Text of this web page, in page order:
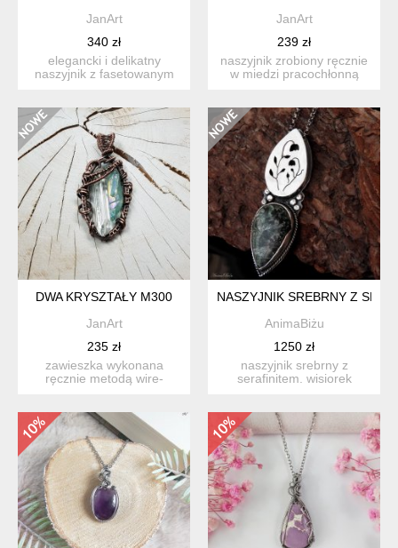
JanArt
340 zł
elegancki i delikatny
naszyjnik z fasetowanym
JanArt
239 zł
naszyjnik zrobiony ręcznie
w miedzi pracochłonną
DWA KRYSZTAŁY M300
JanArt
235 zł
zawieszka wykonana
ręcznie metodą wire-
NASZYJNIK SREBRNY Z
AnimaBiżu
1250 zł
naszyjnik srebrny z
serafinitem. wisiorek